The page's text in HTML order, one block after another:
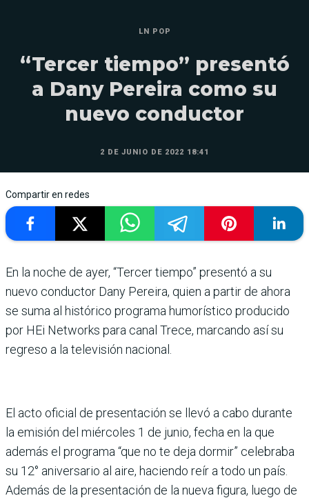
LN POP
“Tercer tiempo” presentó
a Dany Pereira como su
nuevo conductor
2 DE JUNIO DE 2022 18:41
Compartir en redes
En la noche de ayer, “Tercer tiempo” presentó a su
nuevo conductor Dany Pereira, quien a partir de ahora
se suma al histórico programa humorístico producido
por HEi Networks para canal Trece, marcando así su
regreso a la televisión nacional.
El acto oficial de presentación se llevó a cabo durante
la emisión del miércoles 1 de junio, fecha en la que
además el programa “que no te deja dormir” celebraba
su 12° aniversario al aire, haciendo reír a todo un país.
Además de la presentación de la nueva figura, luego de